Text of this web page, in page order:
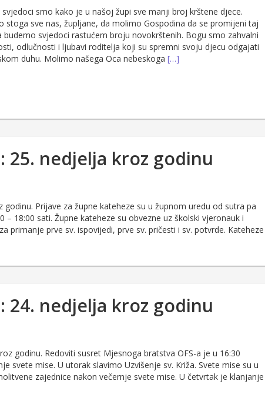
smo kako je u našoj župi sve manji broj krštene djece.
stoga sve nas, župljane, da molimo Gospodina da se promijeni taj
budemo svjedoci rastućem broju novokrštenih. Bogu smo zahvalni
odlučnosti i ljubavi roditelja koji su spremni svoju djecu odgajati
duhu. Molimo našega Oca nebeskoga […]
25. nedjelja kroz godinu
Prijave za župne kateheze su u župnom uredu od sutra pa
– 18:00 sati. Župne kateheze su obvezne uz školski vjeronauk i
primanje prve sv. ispovijedi, prve sv. pričesti i sv. potvrde. Kateheze
24. nedjelja kroz godinu
godinu. Redoviti susret Mjesnoga bratstva OFS-a je u 16:30
svete mise. U utorak slavimo Uzvišenje sv. Križa. Svete mise su u
zajednice nakon večernje svete mise. U četvrtak je klanjanje